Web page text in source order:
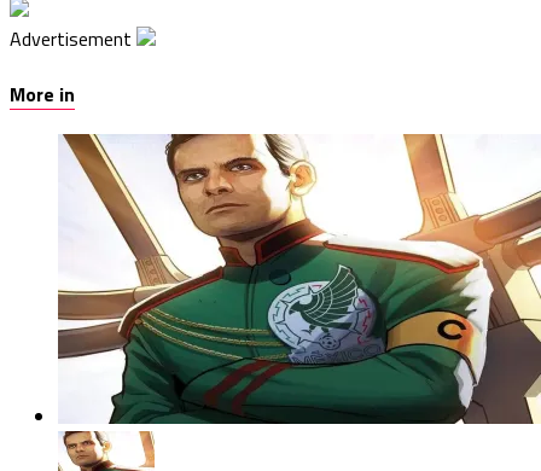
Advertisement
More in